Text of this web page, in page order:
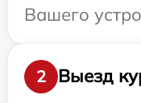
Вашего
2
Выезд